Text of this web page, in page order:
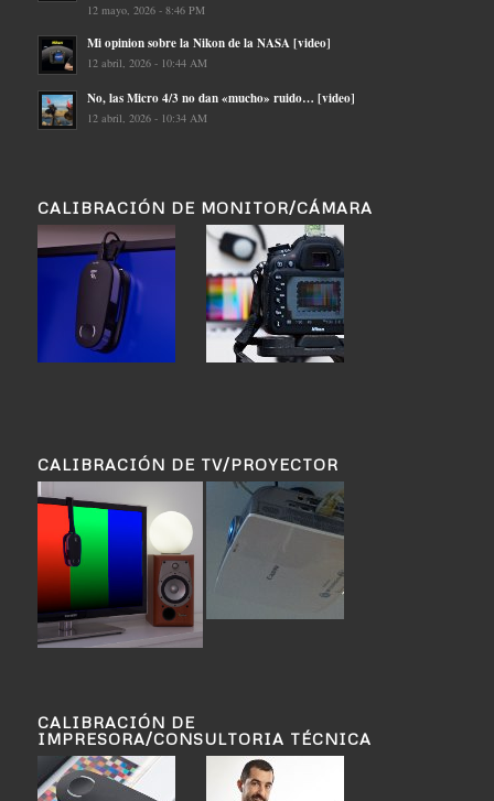
12 mayo, 2026 - 8:46 PM
Mi opinion sobre la Nikon de la NASA [video]
12 abril, 2026 - 10:44 AM
No, las Micro 4/3 no dan «mucho» ruido… [video]
12 abril, 2026 - 10:34 AM
CALIBRACIÓN DE MONITOR/CÁMARA
CALIBRACIÓN DE TV/PROYECTOR
CALIBRACIÓN DE
IMPRESORA/CONSULTORIA TÉCNICA